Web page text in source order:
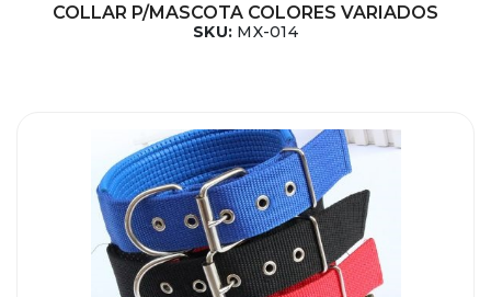
COLLAR P/MASCOTA COLORES VARIADOS
SKU: MX-014